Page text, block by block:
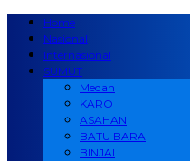
Home
Nasional
Internasional
SUMUT
Medan
KARO
ASAHAN
BATU BARA
BINJAI